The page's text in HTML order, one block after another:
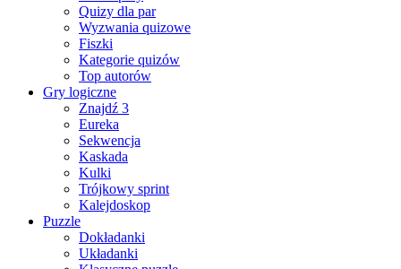
Quizy dla par
Wyzwania quizowe
Fiszki
Kategorie quizów
Top autorów
Gry logiczne
Znajdź 3
Eureka
Sekwencja
Kaskada
Kulki
Trójkowy sprint
Kalejdoskop
Puzzle
Dokładanki
Układanki